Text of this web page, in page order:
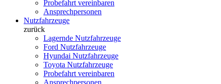
Probefahrt vereinbaren
Ansprechpersonen
Nutzfahrzeuge
zurück
Lagernde Nutzfahrzeuge
Ford Nutzfahrzeuge
Hyundai Nutzfahrzeuge
Toyota Nutzfahrzeuge
Probefahrt vereinbaren
Ansprechpersonen